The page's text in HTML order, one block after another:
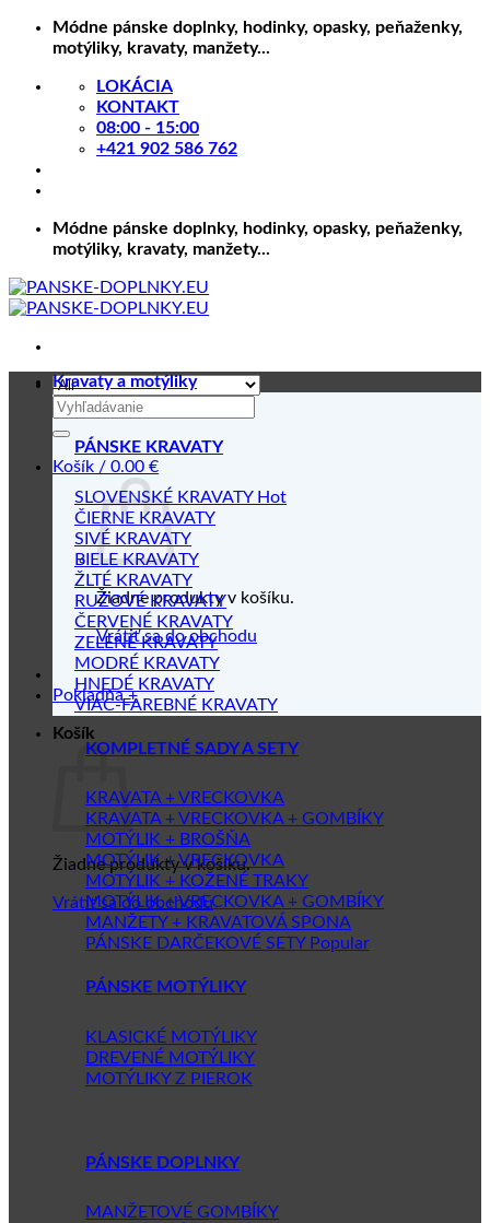
Skip
Módne pánske doplnky, hodinky, opasky, peňaženky,
motýliky, kravaty, manžety...
LOKÁCIA
KONTAKT
08:00 - 15:00
+421 902 586 762
Módne pánske doplnky, hodinky, opasky, peňaženky,
motýliky, kravaty, manžety...
Hľadať:
Košík / 0.00 €
Žiadne produkty v košíku.
Vrátiť sa do obchodu
Pokladňa +
Košík
Žiadne produkty v košíku.
Vrátiť sa do obchodu
Kravaty a motýliky
PÁNSKE KRAVATY
SLOVENSKÉ KRAVATY
ČIERNE KRAVATY
SIVÉ KRAVATY
BIELE KRAVATY
ŽLTÉ KRAVATY
RUŽOVÉ KRAVATY
ČERVENÉ KRAVATY
ZELENÉ KRAVATY
MODRÉ KRAVATY
HNEDÉ KRAVATY
VIAC-FAREBNÉ KRAVATY
KOMPLETNÉ SADY A SETY
KRAVATA + VRECKOVKA
KRAVATA + VRECKOVKA + GOMBÍKY
MOTÝLIK + BROŠŇA
MOTÝLIK + VRECKOVKA
MOTÝLIK + KOŽENÉ TRAKY
MOTÝLIK + VRECKOVKA + GOMBÍKY
MANŽETY + KRAVATOVÁ SPONA
PÁNSKE DARČEKOVÉ SETY
PÁNSKE MOTÝLIKY
KLASICKÉ MOTÝLIKY
DREVENÉ MOTÝLIKY
MOTÝLIKY Z PIEROK
PÁNSKE DOPLNKY
MANŽETOVÉ GOMBÍKY